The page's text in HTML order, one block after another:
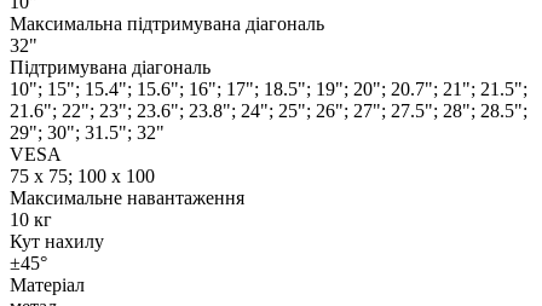
Максимальна підтримувана діагональ
32"
Підтримувана діагональ
10"; 15"; 15.4"; 15.6"; 16"; 17"; 18.5"; 19"; 20"; 20.7"; 21"; 21.5";
21.6"; 22"; 23"; 23.6"; 23.8"; 24"; 25"; 26"; 27"; 27.5"; 28"; 28.5";
29"; 30"; 31.5"; 32"
VESA
75 x 75; 100 x 100
Максимальне навантаження
10 кг
Кут нахилу
±45°
Матеріал